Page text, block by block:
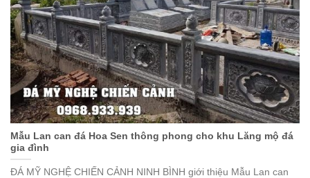
Mẫu Lan can đá Hoa Sen thông phong cho khu Lăng mộ đá
gia đình
ĐÁ MỸ NGHỆ CHIẾN CẢNH NINH BÌNH giới thiệu Mẫu Lan can